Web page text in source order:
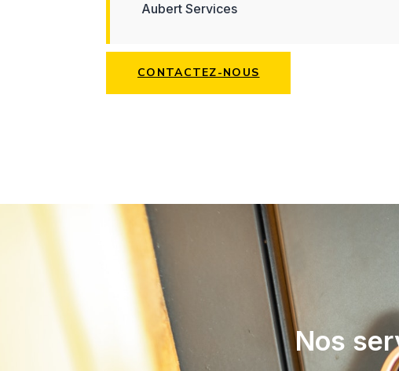
Aubert Services
CONTACTEZ-NOUS
Nos